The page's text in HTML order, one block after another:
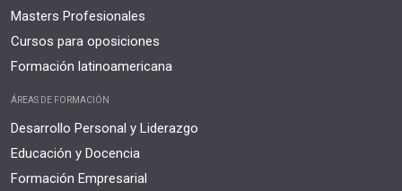
Masters Profesionales
Cursos para oposiciones
Formación latinoamericana
ÁREAS DE FORMACIÓN
Desarrollo Personal y Liderazgo
Educación y Docencia
Formación Empresarial